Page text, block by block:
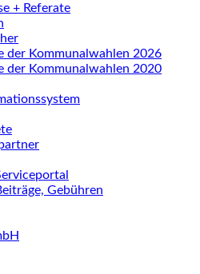
+ Referate
der Kommunalwahlen 2026
der Kommunalwahlen 2020
Gebühren